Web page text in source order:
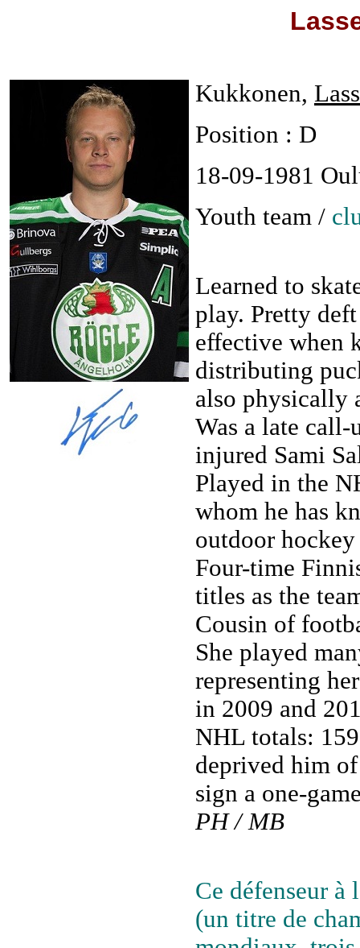
Kukkonen,
Position : D
18-09-1981
Youth team /
Learned to
play. Pretty
effective when
distributing
also physically
Was a late
injured Sami
Played in the
whom he has
outdoor
Four-time
titles as the
Cousin of
She played
representing
in 2009 and
NHL totals:
deprived him
sign a one-
PH / MB
Ce défenseur à
(un titre de